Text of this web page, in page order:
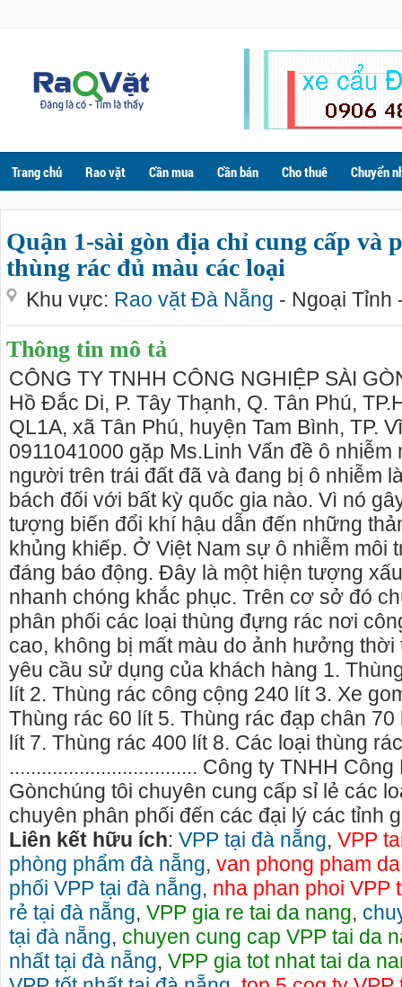
Trang chủ Rao vặt Cần mua Cần bán Cho thuê Chuyển
Quận 1-sài gòn địa chỉ cung cấp và
thùng rác đủ màu các loại
Khu vực: Rao vặt Đà Nẵng - Ngoại Tỉnh
Thông tin mô tả
CÔNG TY TNHH CÔNG NGHIỆP SÀI
Hồ Đắc Di, P. Tây Thạnh, Q. Tân Phú,
QL1A, xã Tân Phú, huyện Tam Bình, TP.
0911041000 gặp Ms.Linh Vấn đề ô
người trên trái đất đã và đang bị ô nhiễm
bách đối với bất kỳ quốc gia nào. Vì nó
tượng biến đổi khí hậu dẫn đến những
khủng khiếp. Ở Việt Nam sự ô nhiễm môi
đáng báo động. Đây là một hiện tượng
nhanh chóng khắc phục. Trên cơ sở đó
phân phối các loại thùng đựng rác nơi
cao, không bị mất màu do ảnh hưởng thời
yêu cầu sử dụng của khách hàng 1.
lít 2. Thùng rác công cộng 240 lít 3. Xe
Thùng rác 60 lít 5. Thùng rác đạp chân
lít 7. Thùng rác 400 lít 8. Các loại thùng
................................... Công ty TNHH
Gònchúng tôi chuyên cung cấp sỉ lẻ các
chuyên phân phối đến các đại lý các tỉnh
Liên kết hữu ích: VPP tại đà nẵng, VPP
phòng phẩm đà nẵng, van phong pham
phối VPP tại đà nẵng, nha phan phoi VPP
rẻ tại đà nẵng, VPP gia re tai da nang,
tại đà nẵng, chuyen cung cap VPP tai da
nhất tại đà nẵng, VPP gia tot nhat tai da
cho thue xe
phú yên
0387560028 cho
thuê xe máy ở
Cho thuê nhà nguyên căn Phú Yên, chuyên cho
thuê nhà nguyên căn tại Phú Yên
Chúng tôi hiên đang cho thuê nhà nguyên căn
tại Tuy Hòa - Phú Yên.